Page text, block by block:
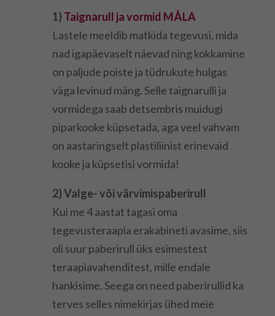
1) Taignarull ja vormid MÅLA
Lastele meeldib matkida tegevusi, mida
nad igapäevaselt näevad ning kokkamine
on paljude poiste ja tüdrukute hulgas
väga levinud mäng. Selle taignarulli ja
vormidega saab detsembris muidugi
piparkooke küpsetada, aga veel vahvam
on aastaringselt plastiliinist erinevaid
kooke ja küpsetisi vormida!
2) Valge- või värvimispaberirull
Kui me 4 aastat tagasi oma
tegevusteraapia erakabineti avasime, siis
oli suur paberirull üks esimestest
teraapiavahenditest, mille endale
hankisime. Seega on need paberirullid ka
terves selles nimekirjas ühed meie